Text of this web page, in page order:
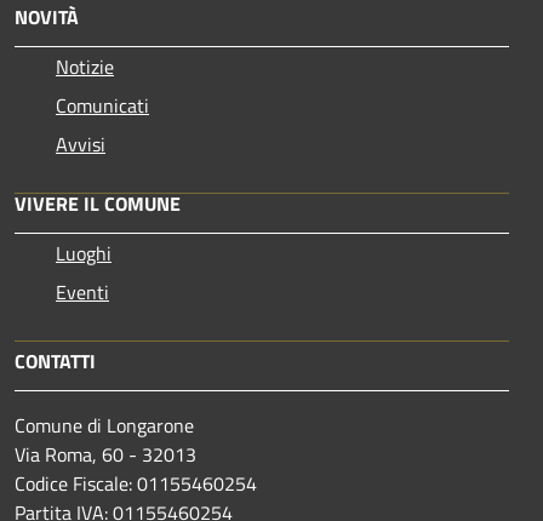
NOVITÀ
Notizie
Comunicati
Avvisi
VIVERE IL COMUNE
Luoghi
Eventi
CONTATTI
Comune di Longarone
Via Roma, 60 - 32013
Codice Fiscale: 01155460254
Partita IVA: 01155460254